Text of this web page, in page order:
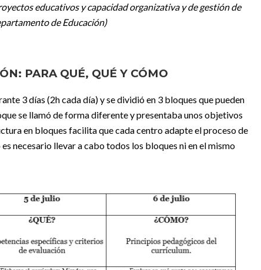
educativos y capacidad organizativa y de gestión de
de Educación)
PARA QUÉ, QUÉ Y CÓMO
3 días (2h cada día) y se dividió en 3 bloques que pueden
se llamó de forma diferente y presentaba unos objetivos
en bloques facilita que cada centro adapte el proceso de
necesario llevar a cabo todos los bloques ni en el mismo